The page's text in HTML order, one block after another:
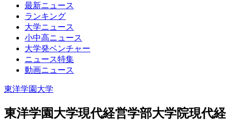
最新ニュース
ランキング
大学ニュース
小中高ニュース
大学発ベンチャー
ニュース特集
動画ニュース
東洋学園大学
東洋学園大学現代経営学部大学院現代経